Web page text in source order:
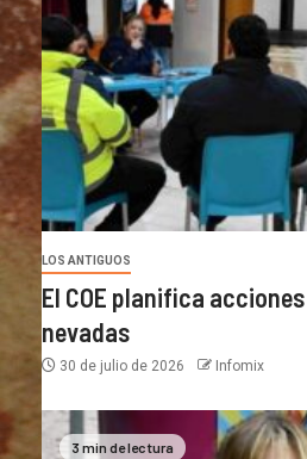
LOS ANTIGUOS
El COE planifica
nevadas
30 de julio de 2026 Infomix
3 min de lectura